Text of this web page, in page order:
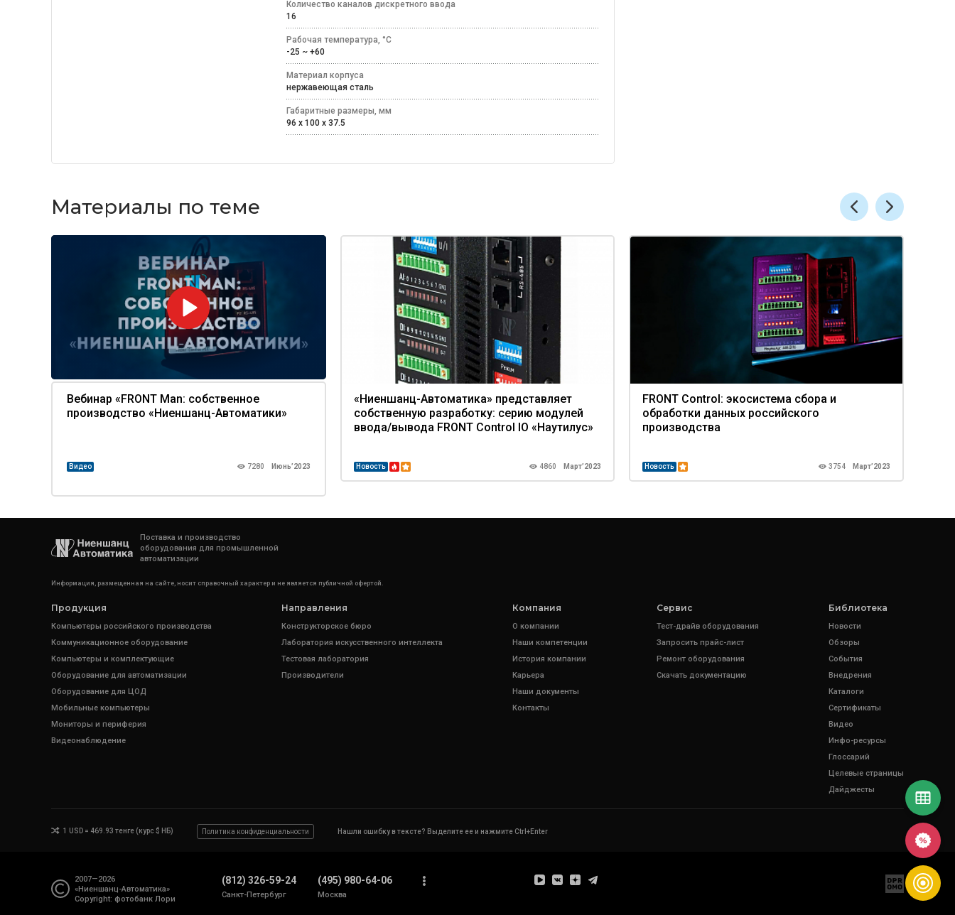
Количество каналов дискретного ввода
16
Рабочая температура, °C
-25 ~ +60
Материал корпуса
нержавеющая сталь
Габаритные размеры, мм
96 x 100 x 37.5
Материалы по теме
Вебинар «FRONT Man: собственное
производство «Ниеншанц-Автоматики»
Видео 7280 Июнь’2023
«Ниеншанц-Автоматика» представляет
собственную разработку: серию модулей
ввода/вывода FRONT Control IO «Наутилус»
Новость 4860 Март’2023
FRONT Control: экосистема сбора и
обработки данных российского
производства
Новость 3754 Март’2023
Поставка и производство
оборудования для промышленной
автоматизации
Информация, размещенная на сайте, носит справочный характер и не является публичной офертой.
Продукция
Компьютеры российского производства
Коммуникационное оборудование
Компьютеры и комплектующие
Оборудование для автоматизации
Оборудование для ЦОД
Мобильные компьютеры
Мониторы и периферия
Видеонаблюдение
Направления
Конструкторское бюро
Лаборатория искусственного интеллекта
Тестовая лаборатория
Производители
Компания
О компании
Наши компетенции
История компании
Карьера
Наши документы
Контакты
Сервис
Тест-драйв оборудования
Запросить прайс-лист
Ремонт оборудования
Скачать документацию
Библиотека
Новости
Обзоры
События
Внедрения
Каталоги
Сертификаты
Видео
Инфо-ресурсы
Глоссарий
Целевые страницы
Дайджесты
1 USD = 469.93 тенге (курс $ НБ) Политика конфиденциальности Нашли ошибку в тексте? Выделите ее и нажмите Ctrl+Enter
2007—2026
«Ниеншанц-Автоматика»
Copyright: фотобанк Лори
(812) 326-59-24
Санкт-Петербург
(495) 980-64-06
Москва